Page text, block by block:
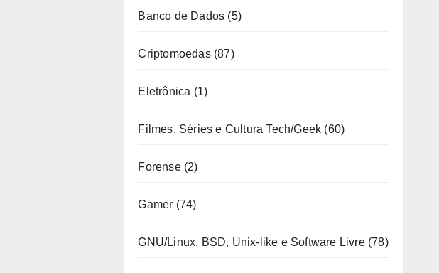
Banco de Dados (5)
Criptomoedas(87)
Eletrônica (1)
Filmes, Séries e Cultura Tech/Geek (60)
Forense(2)
Gamer (74)
GNU/Linux, BSD, Unix-like e Software Livre(78)